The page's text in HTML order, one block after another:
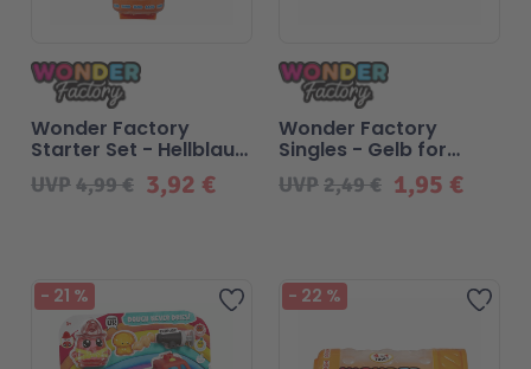
3,92 €
UVP4,99 €
Wonder Factory
Starter Set - Hellblaue
Knete + Oranger Sand 1,95 €
UVP2,49 €
Wonder Factory
Singles - Gelb for
Sidekick
Zur Wunschliste hinzufügen
- 21 % Zur
- 22 %